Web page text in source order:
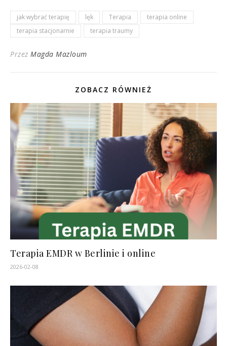
jak wybrać terapię lęk Terapia
terapia online
terapia stacjonarnie
terapia traumy
Przez Magda Mazloum
ZOBACZ RÓWNIEŻ
Terapia EMDR w Berlinie i online
2026-02-08